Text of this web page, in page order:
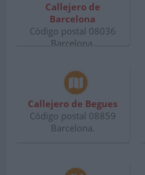
Callejero de
Barcelona
Código postal 08036
Barcelona.
Callejero de Begues
Código postal 08859
Barcelona.